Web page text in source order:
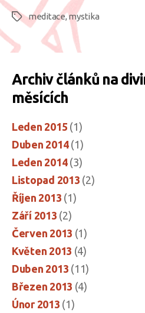
Štítkymeditace,mystika
Archiv článků na
měsících
Leden 2015 (1)
Duben 2014(1)
Leden 2014(3)
Listopad 2013 (2)
Říjen 2013 (1)
Září 2013 (2)
Červen 2013 (1)
Květen 2013 (4)
Duben 2013 (11)
Březen 2013 (4)
Únor 2013 (1)